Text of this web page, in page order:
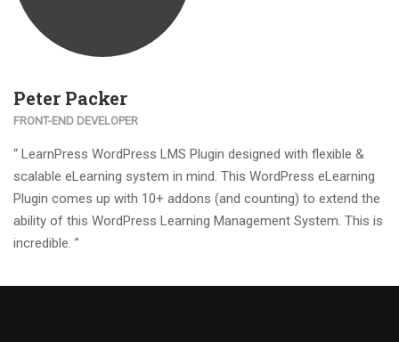
Peter Packer
FRONT-END DEVELOPER
“ LearnPress WordPress LMS Plugin designed with flexible &
scalable eLearning system in mind. This WordPress eLearning
Plugin comes up with 10+ addons (and counting) to extend the
ability of this WordPress Learning Management System. This is
incredible. ”